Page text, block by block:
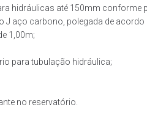
hidráulicas até 150mm conforme
J aço carbono, polegada de
1,00m;
para tubulação hidráulica;
no reservatório.